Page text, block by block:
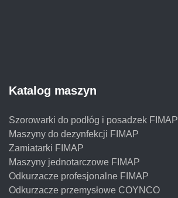
Katalog maszyn
Szorowarki do podłóg i posadzek FIMAP
Maszyny do dezynfekcji FIMAP
Zamiatarki FIMAP
Maszyny jednotarczowe FIMAP
Odkurzacze profesjonalne FIMAP
Odkurzacze przemysłowe COYNCO